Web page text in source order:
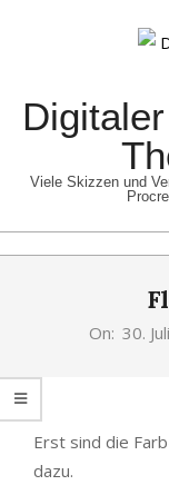
Viele Skizzen und
On: 30.
Erst sind die
dazu.